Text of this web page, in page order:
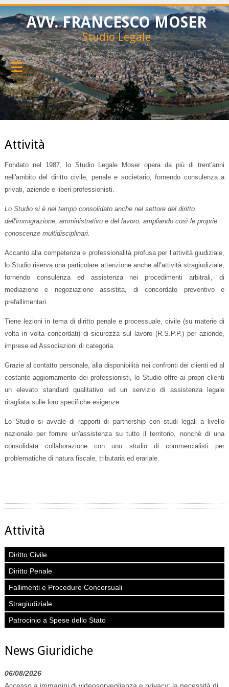
AVV. FRANCESCO MOSER
Studio Legale
Attività
Fondato nel 1987, lo Studio Legale Moser opera da più di trent'anni
nell'ambito del diritto civile, penale e societario, fornendo consulenza a
privati, aziende e liberi professionisti.
Lo Studio si è nel tempo consolidato anche nel settore del diritto
dell'immigrazione, amministrativo e del lavoro, ampliando così le proprie
conoscenze multidisciplinari.
Accanto alla competenza e professionalità profusa per l’attività giudiziale,
lo Studio riserva una particolare attenzione anche all’attività stragiudiziale,
fornendo consulenza ed assistenza nei procedimenti arbitrali, di
mediazione e negoziazione assistita, di concordato preventivo e
prefallimentari.
Tiene lezioni in tema di diritto penale e processuale, civile (su materie di
volta in volta concordati) di sicurezza sul lavoro (R.S.P.P.) per aziende,
imprese ed Associazioni di categoria.
Grazie al contatto personale, alla disponibilità nei confronti dei clienti ed al
costante aggiornamento dei professionisti, lo Studio offre ai propri clienti
un elevato standard qualitativo ed un servizio di assistenza legale
ritagliata sulle loro specifiche esigenze.
Lo Studio si avvale di rapporti di partnership con studi legali a livello
nazionale per fornire un'assistenza su tutto il territorio, nonchè di una
consolidata collaborazione con uno studio di commercialisti per
problematiche di natura fiscale, tributaria ed erariale.
Attività
Diritto Civile
Diritto Penale
Fallimenti e Procedure Concorsuali
Stragiudiziale
Patrocinio a Spese dello Stato
News Giuridiche
06/08/2026